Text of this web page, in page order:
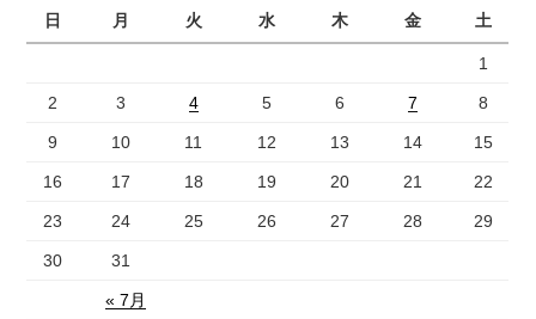
日
月 火 水 木 金 土
« 7月
1
2 3 4 5 6 7 8
9 10 11 12 13 14 15
16 17 18 19 20 21 22
23 24 25 26 27 28 29
30 31